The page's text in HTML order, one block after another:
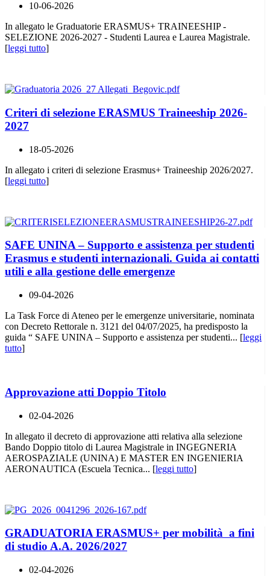
10-06-2026
In allegato le Graduatorie ERASMUS+ TRAINEESHIP -
SELEZIONE 2026-2027 - Studenti Laurea e Laurea Magistrale.
[leggi tutto]
Criteri di selezione ERASMUS Traineeship 2026-
2027
18-05-2026
In allegato i criteri di selezione Erasmus+ Traineeship 2026/2027.
[leggi tutto]
SAFE UNINA – Supporto e assistenza per studenti
Erasmus e studenti internazionali. Guida ai contatti
utili e alla gestione delle emergenze
09-04-2026
La Task Force di Ateneo per le emergenze universitarie, nominata
con Decreto Rettorale n. 3121 del 04/07/2025, ha predisposto la
guida “ SAFE UNINA – Supporto e assistenza per studenti... [leggi
tutto]
Approvazione atti Doppio Titolo
02-04-2026
In allegato il decreto di approvazione atti relativa alla selezione
Bando Doppio titolo di Laurea Magistrale in INGEGNERIA
AEROSPAZIALE (UNINA) E MASTER EN INGENIERIA
AERONAUTICA (Escuela Tecnica... [leggi tutto]
GRADUATORIA ERASMUS+ per mobilità a fini
di studio A.A. 2026/2027
02-04-2026